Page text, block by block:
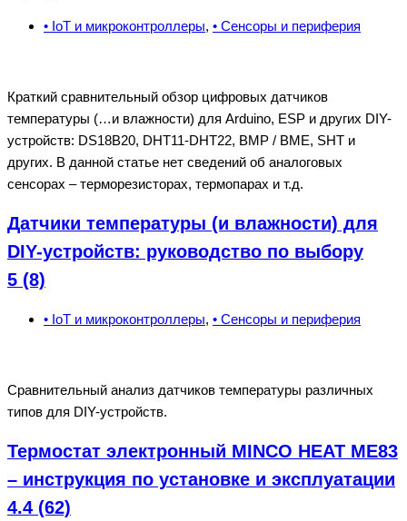
• IoT и микроконтроллеры, • Сенсоры и периферия
Краткий сравнительный обзор цифровых датчиков
температуры (…и влажности) для Arduino, ESP и других DIY-
устройств: DS18B20, DHT11-DHT22, BMP / BME, SHT и
других. В данной статье нет сведений об аналоговых
сенсорах – терморезисторах, термопарах и т.д.
Датчики температуры (и влажности) для
DIY-устройств: руководство по выбору
5 (8)
• IoT и микроконтроллеры, • Сенсоры и периферия
Сравнительный анализ датчиков температуры различных
типов для DIY-устройств.
Термостат электронный MINCO HEAT ME83
– инструкция по установке и эксплуатации
4.4 (62)